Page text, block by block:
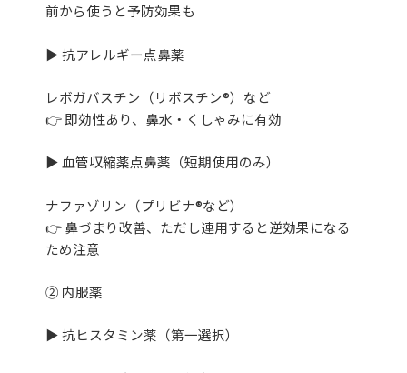
前から使うと予防効果も
▶ 抗アレルギー点鼻薬
レボガバスチン（リボスチン®）など
👉 即効性あり、鼻水・くしゃみに有効
▶ 血管収縮薬点鼻薬（短期使用のみ）
ナファゾリン（プリビナ®など）
👉 鼻づまり改善、ただし連用すると逆効果になる
ため注意
② 内服薬
▶ 抗ヒスタミン薬（第一選択）